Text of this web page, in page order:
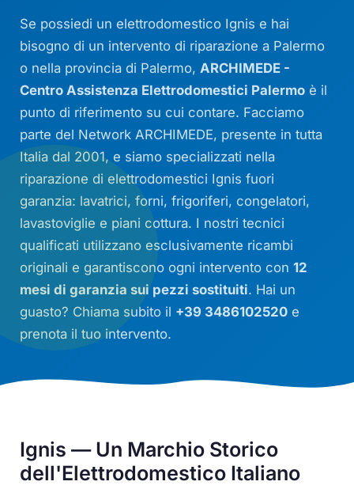
Se possiedi un elettrodomestico Ignis e hai
bisogno di un intervento di riparazione a Palermo
o nella provincia di Palermo, ARCHIMEDE -
Centro Assistenza Elettrodomestici Palermo è il
punto di riferimento su cui contare. Facciamo
parte del Network ARCHIMEDE, presente in tutta
Italia dal 2001, e siamo specializzati nella
riparazione di elettrodomestici Ignis fuori
garanzia: lavatrici, forni, frigoriferi, congelatori,
lavastoviglie e piani cottura. I nostri tecnici
qualificati utilizzano esclusivamente ricambi
originali e garantiscono ogni intervento con12
mesi di garanzia sui pezzi sostituiti. Hai un
guasto? Chiama subito il +39 3486102520 e
prenota il tuo intervento.
Ignis — Un Marchio Storico
dell'Elettrodomestico Italiano